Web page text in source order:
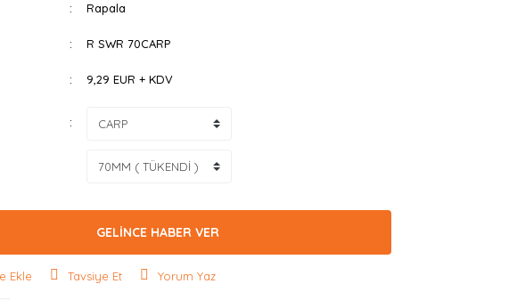
Rapala
R SWR 70CARP
9,29 EUR + KDV
GELİNCE HABER VER
Tavsiye Et Yorum Yaz